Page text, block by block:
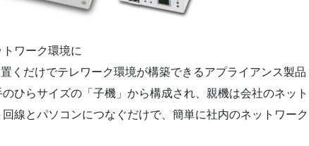
ワーク環境に
くだけでテレワーク環境が構築できるアプライアンス製品
ひらサイズの「子機」から構成され、親機は会社のネット
線とパソコンにつなぐだけで、簡単に社内のネットワーク